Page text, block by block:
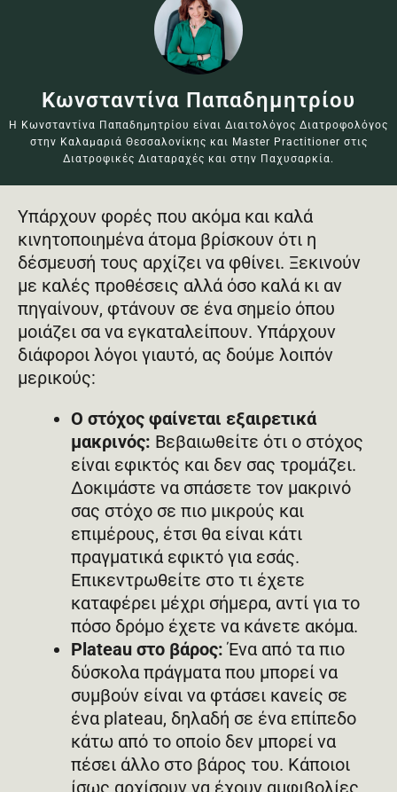
Κωνσταντίνα Παπαδημητρίου
Η Κωνσταντίνα Παπαδημητρίου είναι Διαιτολόγος Διατροφολόγος
στην Καλαμαριά Θεσσαλονίκης και Master Practitioner στις
Διατροφικές Διαταραχές και στην Παχυσαρκία.
Υπάρχουν φορές που ακόμα και καλά
κινητοποιημένα άτομα βρίσκουν ότι η
δέσμευσή τους αρχίζει να φθίνει. Ξεκινούν
με καλές προθέσεις αλλά όσο καλά κι αν
πηγαίνουν, φτάνουν σε ένα σημείο όπου
μοιάζει σα να εγκαταλείπουν. Υπάρχουν
διάφοροι λόγοι γιαυτό, ας δούμε λοιπόν
μερικούς:
Ο στόχος φαίνεται εξαιρετικά
μακρινός: Βεβαιωθείτε ότι ο στόχος
είναι εφικτός και δεν σας τρομάζει.
Δοκιμάστε να σπάσετε τον μακρινό
σας στόχο σε πιο μικρούς και
επιμέρους, έτσι θα είναι κάτι
πραγματικά εφικτό για εσάς.
Επικεντρωθείτε στο τι έχετε
καταφέρει μέχρι σήμερα, αντί για το
πόσο δρόμο έχετε να κάνετε ακόμα.
Plateau στο βάρος: Ένα από τα πιο
δύσκολα πράγματα που μπορεί να
συμβούν είναι να φτάσει κανείς σε
ένα plateau, δηλαδή σε ένα επίπεδο
κάτω από το οποίο δεν μπορεί να
πέσει άλλο στο βάρος του. Κάποιοι
ίσως αρχίσουν να έχουν αμφιβολίες